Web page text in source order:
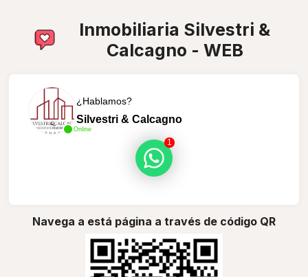
Inmobiliaria Silvestri &
Calcagno - WEB
Online
¿Hablamos?
Silvestri & Calcagno
1
Navega a está página a través de código QR